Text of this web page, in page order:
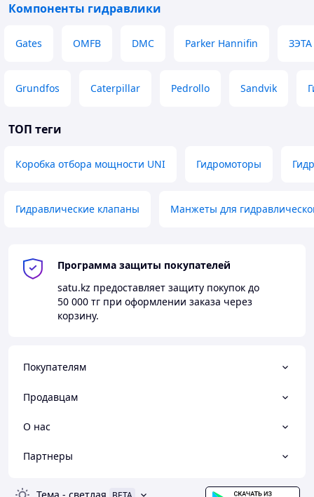
Компоненты гидравлики
Gates OMFB DMC Parker Hannifin ЗЭТА
Grundfos Caterpillar Pedrollo Sandvik
ТОП теги
Коробка отбора мощности UNI Гидромоторы
Гидравлические клапаны Манжеты для
Программа защиты покупателей
satu.kz предоставляет защиту покупок до
50 000 тг при оформлении заказа через
корзину.
Покупателям
Продавцам
О нас
Партнеры